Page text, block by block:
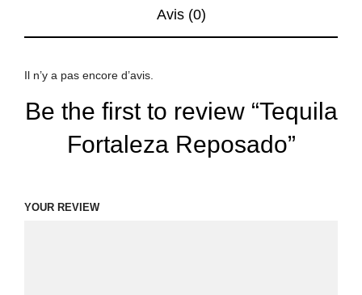
Avis (0)
Il n’y a pas encore d’avis.
Be the first to review “Tequila
Fortaleza Reposado”
YOUR REVIEW